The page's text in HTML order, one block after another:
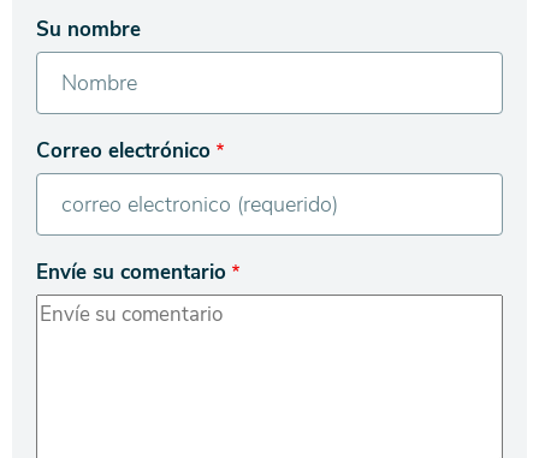
Su nombre
Correo electrónico
Envíe su comentario